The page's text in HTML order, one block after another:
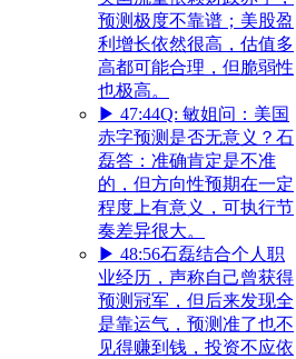
预测极度不靠谱；美股盈
利增长依然很高，估值多
高都可能合理，但脆弱性
也极高。
▶ 47:44Q: 敏姐问：美国
赤字预测是否无意义？石
磊答：准确肯定是不准
的，但方向性预期在一定
程度上有意义，可执行节
奏差异很大。
▶ 48:56石磊结合个人职
业经历，声称自己曾获得
预测冠军，但后来发现全
是靠运气，预测准了也不
见得赚到钱，投资不应依